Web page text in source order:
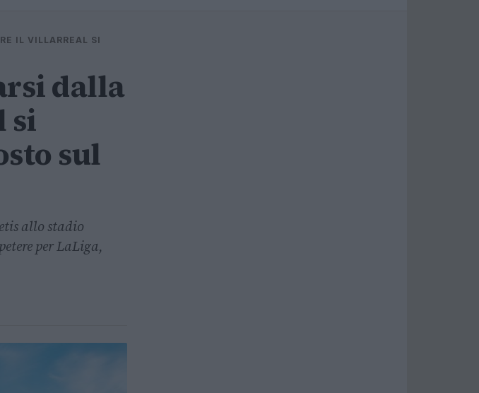
IL VILLARREAL SI
dalla
si
sul
allo stadio
per LaLiga,